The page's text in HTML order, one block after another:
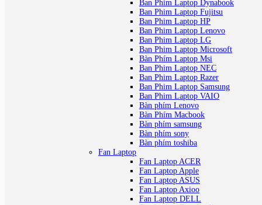
Ban Phim Laptop Dynabook
Ban Phim Laptop Fujitsu
Ban Phim Laptop HP
Ban Phim Laptop Lenovo
Ban Phim Laptop LG
Ban Phim Laptop Microsoft
Bàn Phím Laptop Msi
Ban Phim Laptop NEC
Ban Phim Laptop Razer
Ban Phim Laptop Samsung
Ban Phim Laptop VAIO
Bàn phím Lenovo
Bàn Phím Macbook
Bàn phím samsung
Bàn phím sony
Bàn phím toshiba
Fan Laptop
Fan Laptop ACER
Fan Laptop Apple
Fan Laptop ASUS
Fan Laptop Axioo
Fan Laptop DELL